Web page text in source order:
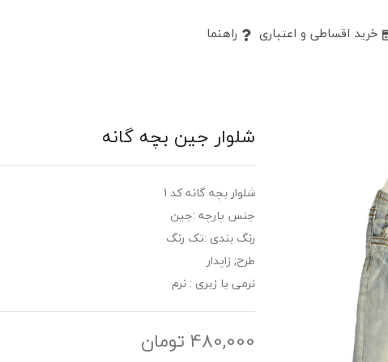
خرید اقساطی و اعتباری راهنما
شلوار جین بچه گانه
شلوار بچه گانه کد 1
جنس پارچه :جین
رنگ بندی :تک رنگ
طرح; زاپدار
نرمی یا زبری : نرم
480,000 تومان